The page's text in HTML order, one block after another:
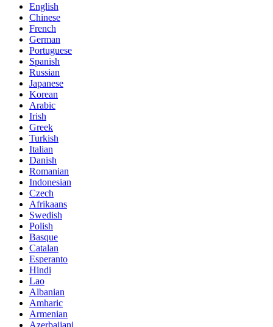
English
Chinese
French
German
Portuguese
Spanish
Russian
Japanese
Korean
Arabic
Irish
Greek
Turkish
Italian
Danish
Romanian
Indonesian
Czech
Afrikaans
Swedish
Polish
Basque
Catalan
Esperanto
Hindi
Lao
Albanian
Amharic
Armenian
Azerbaijani